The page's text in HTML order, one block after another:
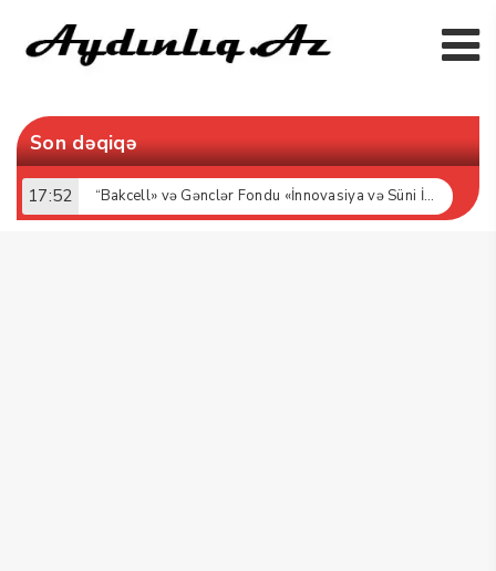
Son dəqiqə
17:52 “Bakcell» və Gənclər Fondu «İnnovasiya və Süni İntellekt» üzrə təqaüd proqramının qalibləri ilə görüş keçirib